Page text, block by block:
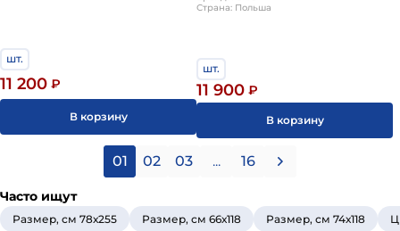
шт.
11 200 ₽
В корзину
66х118 см
Страна: Польша
шт.
11 900 ₽
В корзину
01 02 03 ... 16
Часто ищут
Размер, см 78х255 Размер, см 66х118 Размер, см 74х118